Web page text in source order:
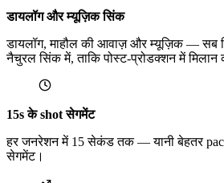
डायलॉग और म्यूज़िक सिंक
डायलॉग, माहौल की आवाज़ और म्यूज़िक — सब
नैचुरल सिंक में, ताकि पोस्ट-प्रोडक्शन में मिलान
15s के shot सेगमेंट
हर जनरेशन में 15 सेकंड तक — यानी बेहतर
सेगमेंट।